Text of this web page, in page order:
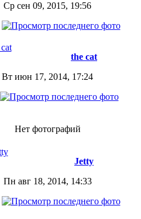
Ср сен 09, 2015, 19:56
the cat
Вт июн 17, 2014, 17:24
Нет фотографий
Jetty
Пн авг 18, 2014, 14:33